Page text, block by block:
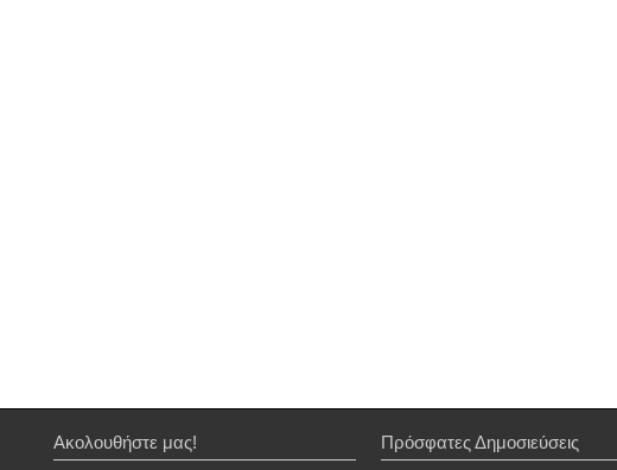
Ακολουθήστε μας!
Πρόσφατες Δημοσιεύσεις